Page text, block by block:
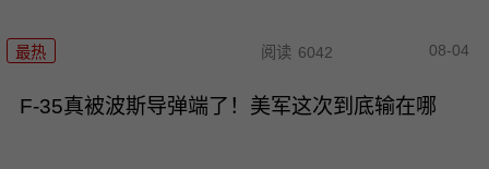
最热 阅读 6042 08-04
F-35真被波斯导弹端了！美军这次到底输在哪